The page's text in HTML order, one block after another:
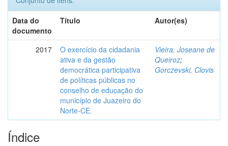
Data do
documento
Título Autor(es)
2017
O exercício da cidadania
ativa e da gestão
democrática participativa
de políticas públicas no
conselho de educação do
município de Juazeiro do
Norte-CE.
Vieira, Joseane de
Queiroz;
Gorczevski, Clovis
Índice